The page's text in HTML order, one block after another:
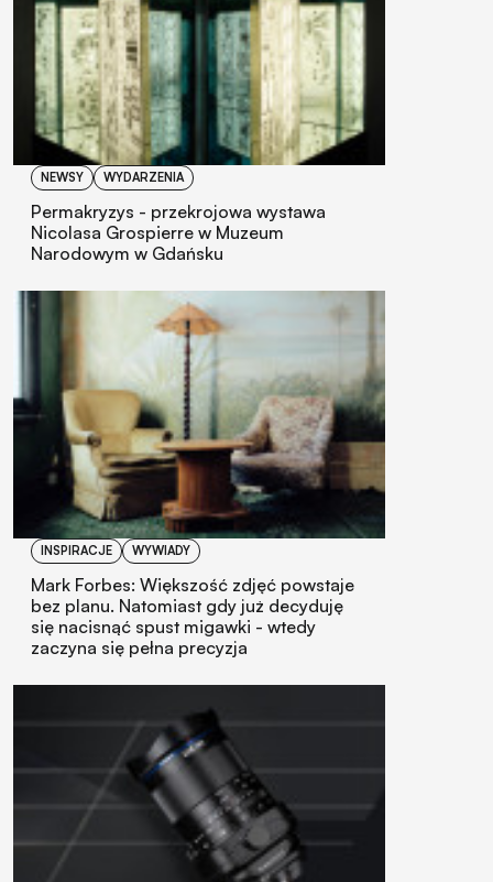
NEWSY WYDARZENIA
Permakryzys - przekrojowa wystawa
Nicolasa Grospierre w Muzeum
Narodowym w Gdańsku
INSPIRACJE WYWIADY
Mark Forbes: Większość zdjęć powstaje
bez planu. Natomiast gdy już decyduję
się nacisnąć spust migawki - wtedy
zaczyna się pełna precyzja